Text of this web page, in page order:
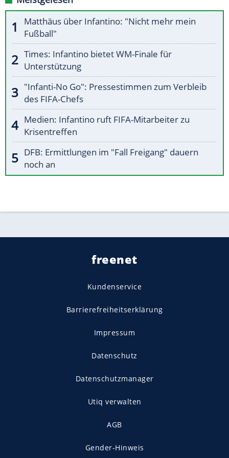
Matthäus über Infantino: "Nicht mehr mein
Fußball"
Times: Infantino bietet WM-Finale für
Unterstützung
"Infanti-No Go": Pressestimmen zum Verbleib
des FIFA-Chefs
Medien: Infantino ruft FIFA-Mitarbeiter zu
Krisentreffen
DFB: Ermittlungen im "Fall Freigang" dauern
noch an
freenet
Kundenservice
Barrierefreiheitserklärung
Impressum
Datenschutz
Datenschutzmanager
Utiq verwalten
AGB
Gender-Hinweis